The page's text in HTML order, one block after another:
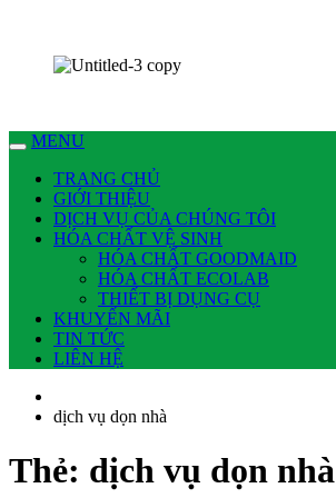
MENU
TRANG CHỦ
GIỚI THIỆU
DỊCH VỤ CỦA CHÚNG TÔI
HÓA CHẤT VỆ SINH
HÓA CHẤT GOODMAID
HÓA CHẤT ECOLAB
THIẾT BỊ DỤNG CỤ
KHUYẾN MÃI
TIN TỨC
LIÊN HỆ
dịch vụ dọn nhà
Thẻ: dịch vụ dọn nhà